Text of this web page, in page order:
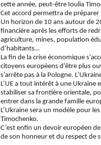
cette année, peut-être Ioulia
Cet accord permettra de préparer
Un horizon de 10 ans autour de
financière après les efforts de
agriculture, mines, population
d’habitants…
La fin de la crise économique
citoyens européens d’être plus
s’arrête pas à la Pologne.
L’UE a tout intérêt à une Ukraine
stabiliser sa frontière orientale,
entrer dans la grande famille
L’Ukraine sera un modèle pour
Timochenko.
C’est enfin un devoir européen
de son honneur et du respect de